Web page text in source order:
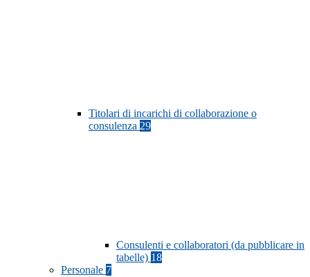
Titolari di incarichi di collaborazione o
consulenza 29
Consulenti e collaboratori (da pubblicare in
tabelle) 18
Personale 7